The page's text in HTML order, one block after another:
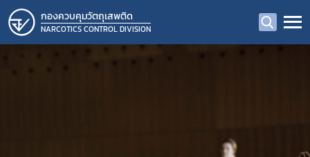
กองควบคุมวัตถุเสพติด
NARCOTICS CONTROL DIVISION